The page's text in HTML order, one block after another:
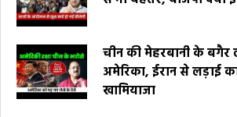
चीन की मेहरबानी के बगैर
अमेरिका, ईरान से लड़ाई
खामियाजा